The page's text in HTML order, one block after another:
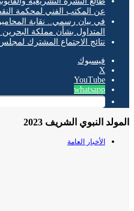
عن المكتب الفني لمحكمة النقض
في بيان رسمي.. نقابة المحامين تنفي
المتداول بشأن مملكة البحرين
نتائج الاجتماع المشترك لمجلس
فيسبوك
‫YouTube
whatsapp
النبوي الشريف 2023
الأخبار العامة